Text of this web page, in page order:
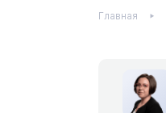
Главная